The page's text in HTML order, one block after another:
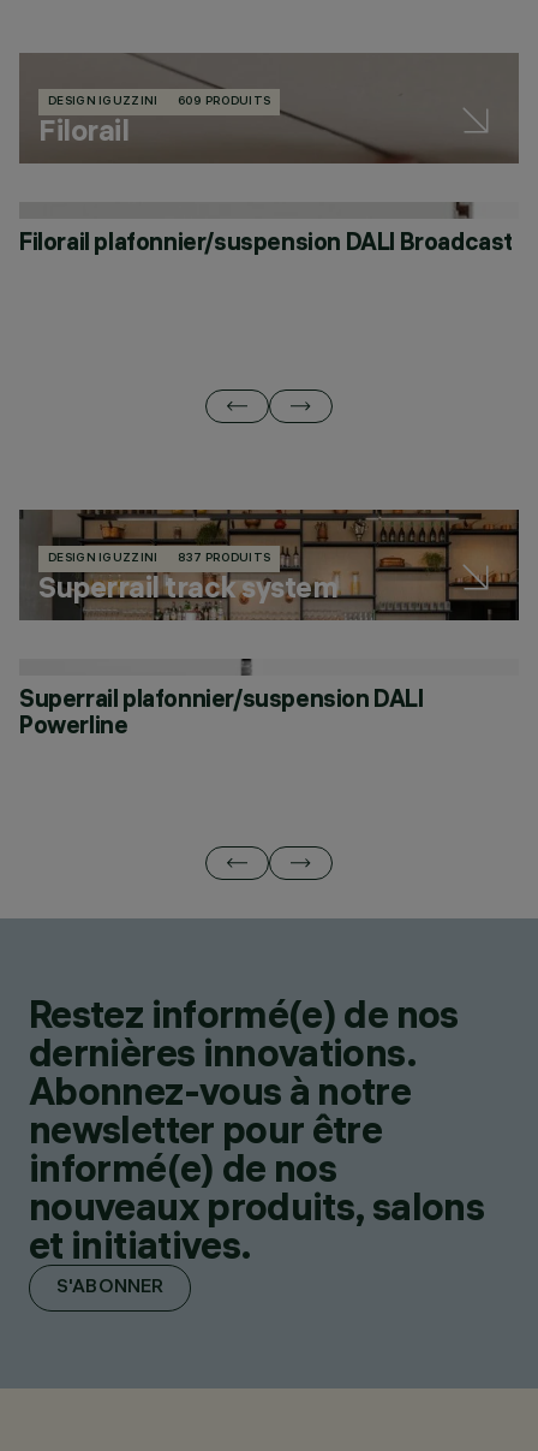
DESIGN IGUZZINI 609 PRODUITS
Filorail
Filorail plafonnier/suspension DALI Broadcast
DESIGN IGUZZINI 837 PRODUITS
Superrail track system
Superrail plafonnier/suspension DALI
Powerline
Restez informé(e) de nos
dernières innovations.
Abonnez-vous à notre
newsletter pour être
informé(e) de nos
nouveaux produits, salons
et initiatives.
S'ABONNER